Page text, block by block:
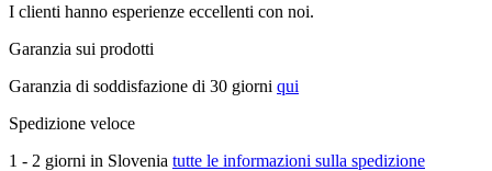
I clienti hanno esperienze eccellenti con noi.
Garanzia sui prodotti
Garanzia di soddisfazione di 30 giorni qui
Spedizione veloce
1 - 2 giorni in Slovenia tutte le informazioni sulla spedizione